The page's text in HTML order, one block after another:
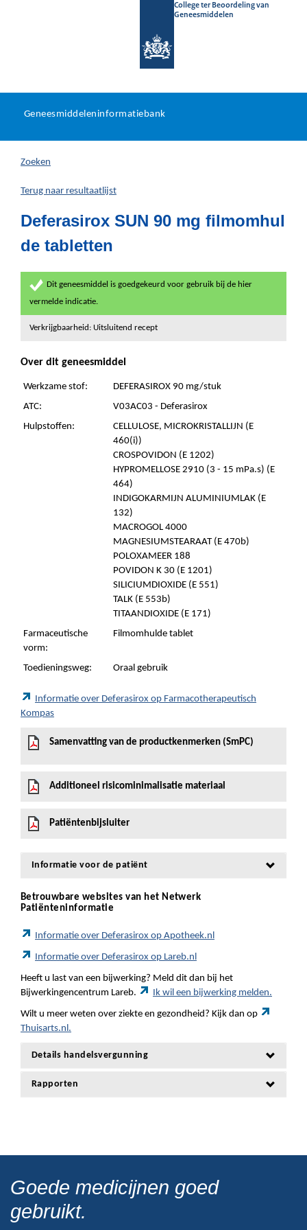
College ter Beoordeling van
Geneesmiddelen
U
hier:
Geneesmiddeleninformatiebank
Zoeken
Terug naar resultaatlijst
Deferasirox SUN 90 mg filmomhul
de tabletten
Dit geneesmiddel is goedgekeurd voor gebruik bij de hier
vermelde indicatie.
Verkrijgbaarheid: Uitsluitend recept
Over dit geneesmiddel
Werkzame stof:
DEFERASIROX 90 mg/stuk
ATC:
V03AC03 - Deferasirox
Hulpstoffen:
CELLULOSE, MICROKRISTALLIJN (E
460(i))
CROSPOVIDON (E 1202)
HYPROMELLOSE 2910 (3 - 15 mPa.s) (E
464)
INDIGOKARMIJN ALUMINIUMLAK (E
132)
MACROGOL 4000
MAGNESIUMSTEARAAT (E 470b)
POLOXAMEER 188
POVIDON K 30 (E 1201)
SILICIUMDIOXIDE (E 551)
TALK (E 553b)
TITAANDIOXIDE (E 171)
Farmaceutische
vorm:
Filmomhulde tablet
Toedieningsweg: Oraal gebruik
Informatie over Deferasirox op Farmacotherapeutisch
Kompas
Samenvatting van de productkenmerken (SmPC)
Additioneel risicominimalisatie materiaal
Patiëntenbijsluiter
Informatie voor de patiënt
Betrouwbare websites van het Netwerk
Patiënteninformatie
Informatie over Deferasirox op Apotheek.nl
Informatie over Deferasirox op Lareb.nl
Heeft u last van een bijwerking? Meld dit dan bij het
Bijwerkingencentrum Lareb.
Ik wil een bijwerking melden.
Wilt u meer weten over ziekte en gezondheid? Kijk dan op
Thuisarts.nl.
Details handelsvergunning
Rapporten
Goede medicijnen goed
gebruikt.